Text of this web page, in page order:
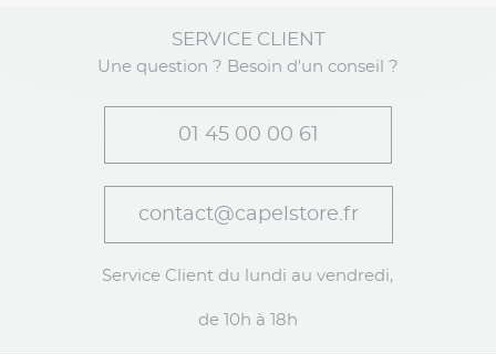
SERVICE CLIENT
Une question ? Besoin d'un conseil ?
01 45 00 00 61
contact@capelstore.fr
Service Client du lundi au vendredi,
de 10h à 18h